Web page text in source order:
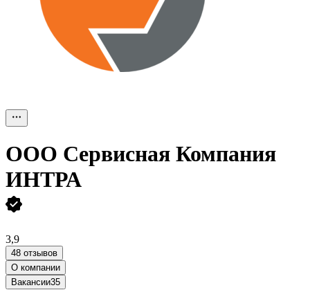
ООО Сервисная Компания
ИНТРА
3,9
48 отзывов
О компании
Вакансии35